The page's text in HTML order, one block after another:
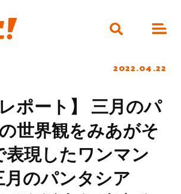
2022.04.22
ポート】 三月のパ
世界観をみあがそ
表現したワンマン
月のパンタシア